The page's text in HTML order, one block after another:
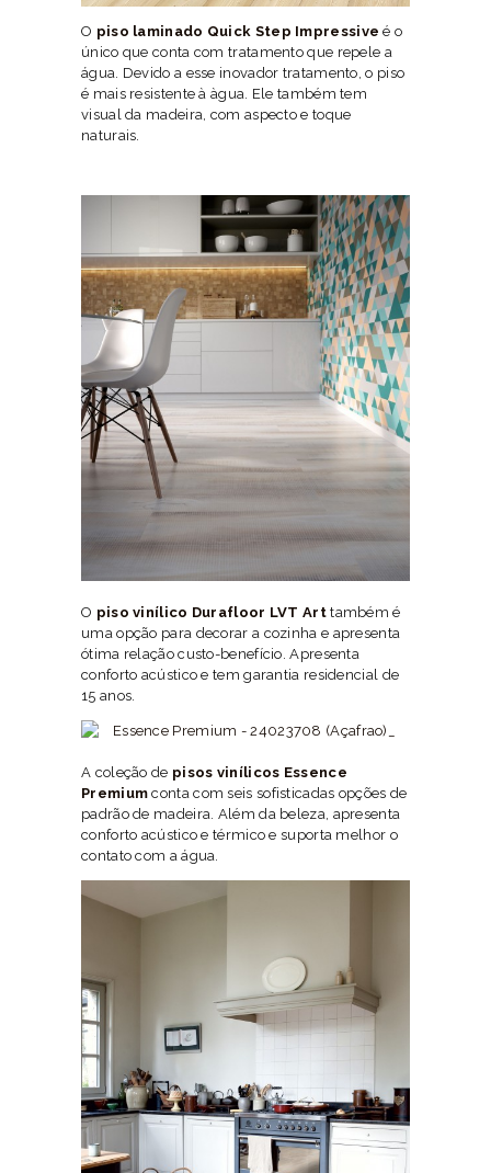
O piso laminado Quick Step Impressive é o
único que conta com tratamento que repele a
água. Devido a esse inovador tratamento, o piso
é mais resistente à àgua. Ele também tem
visual da madeira, com aspecto e toque
naturais.
O piso vinílico Durafloor LVT Arttambém é
uma opção para decorar a cozinha e apresenta
ótima relação custo-benefício. Apresenta
conforto acústico e tem garantia residencial de
15 anos.
A coleção de pisos vinílicos Essence
Premium conta com seis sofisticadas opções de
padrão de madeira. Além da beleza, apresenta
conforto acústico e térmico e suporta melhor o
contato com a água.